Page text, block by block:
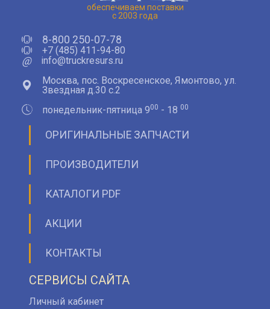
обеспечиваем поставки
с 2003 года
8-800 250-07-78
+7 (485) 411-94-80
@
info@truckresurs.ru
Москва, пос. Воскресенское, Ямонтово, ул.
Звездная д.30 с.2
понедельник-пятница 900 - 18 00
ОРИГИНАЛЬНЫЕ ЗАПЧАСТИ
ПРОИЗВОДИТЕЛИ
КАТАЛОГИ PDF
АКЦИИ
КОНТАКТЫ
СЕРВИСЫ САЙТА
Личный кабинет